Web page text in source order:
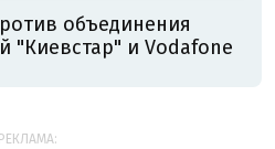
объединения
"Киевстар" и Vodafone
РЕКЛАМА: